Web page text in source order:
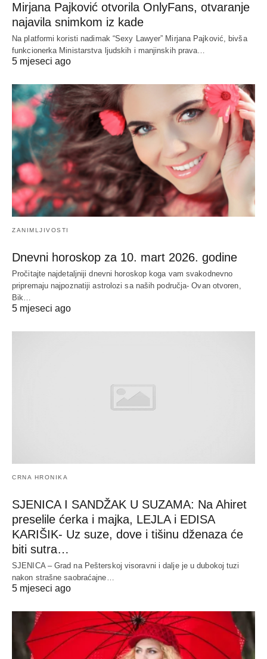
Mirjana Pajković otvorila OnlyFans, otvaranje
najavila snimkom iz kade
Na platformi koristi nadimak “Sexy Lawyer” Mirjana Pajković, bivša
funkcionerka Ministarstva ljudskih i manjinskih prava…
5 mjeseci ago
ZANIMLJIVOSTI
Dnevni horoskop za 10. mart 2026. godine
Pročitajte najdetaljniji dnevni horoskop koga vam svakodnevno
pripremaju najpoznatiji astrolozi sa naših područja- Ovan otvoren,
Bik…
5 mjeseci ago
CRNA HRONIKA
SJENICA I SANDŽAK U SUZAMA: Na Ahiret
preselile ćerka i majka, LEJLA i EDISA
KARIŠIK- Uz suze, dove i tišinu dženaza će
biti sutra…
SJENICA – Grad na Pešterskoj visoravni i dalje je u dubokoj tuzi
nakon strašne saobraćajne…
5 mjeseci ago